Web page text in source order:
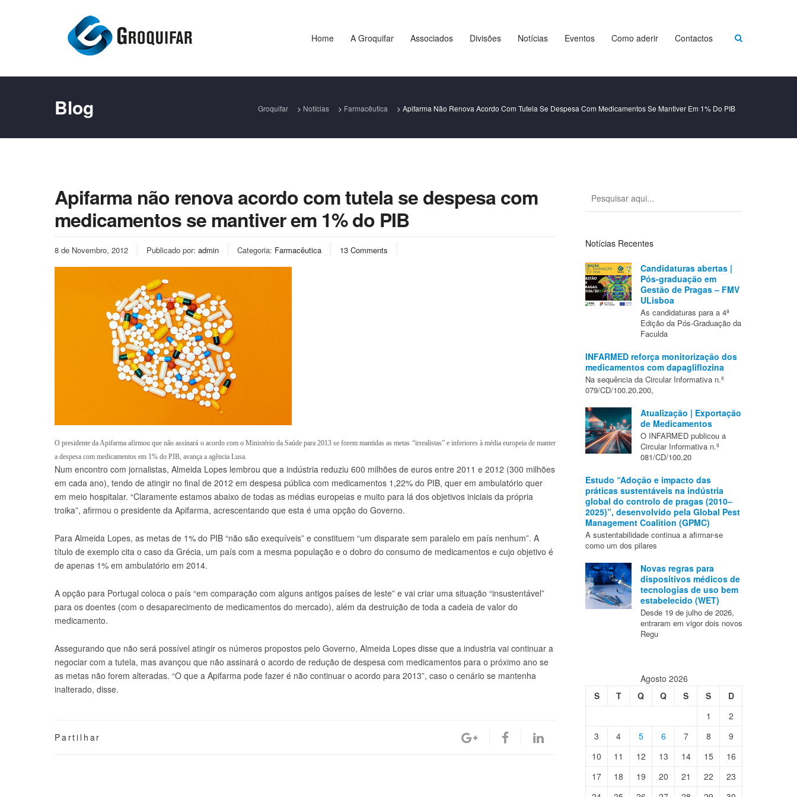
Home A Groquifar Associados Divisões Notícias Eventos Como aderir Contactos
Blog Groquifar > Notícias > Farmacêutica > Apifarma Não Renova Acordo Com Tutela Se Despesa Com Medicamentos Se Mantiver Em 1% Do PIB
Apifarma não renova acordo com tutela se despesa com
medicamentos se mantiver em 1% do PIB
8 de Novembro, 2012 Publicado por: admin Categoria: Farmacêutica 13 Comments
O presidente da Apifarma afirmou que não assinará o acordo com o Ministério da Saúde para 2013 se forem mantidas as metas “irrealistas” e inferiores à média europeia de manter
a despesa com medicamentos em 1% do PIB, avança a agência Lusa.
Num encontro com jornalistas, Almeida Lopes lembrou que a indústria reduziu 600 milhões de euros entre 2011 e 2012 (300 milhões
em cada ano), tendo de atingir no final de 2012 em despesa pública com medicamentos 1,22% do PIB, quer em ambulatório quer
em meio hospitalar. “Claramente estamos abaixo de todas as médias europeias e muito para lá dos objetivos iniciais da própria
troika”, afirmou o presidente da Apifarma, acrescentando que esta é uma opção do Governo.
Para Almeida Lopes, as metas de 1% do PIB “não são exequíveis” e constituem “um disparate sem paralelo em país nenhum”. A
título de exemplo cita o caso da Grécia, um país com a mesma população e o dobro do consumo de medicamentos e cujo objetivo é
de apenas 1% em ambulatório em 2014.
A opção para Portugal coloca o país “em comparação com alguns antigos países de leste” e vai criar uma situação “insustentável”
para os doentes (com o desaparecimento de medicamentos do mercado), além da destruição de toda a cadeia de valor do
medicamento.
Assegurando que não será possível atingir os números propostos pelo Governo, Almeida Lopes disse que a industria vai continuar a
negociar com a tutela, mas avançou que não assinará o acordo de redução de despesa com medicamentos para o próximo ano se
as metas não forem alteradas. “O que a Apifarma pode fazer é não continuar o acordo para 2013”, caso o cenário se mantenha
inalterado, disse.
Partilhar
Notícias Recentes
Candidaturas abertas |
Pós-graduação em
Gestão de Pragas – FMV
ULisboa
As candidaturas para a 4ª
Edição da Pós-Graduação da
Faculda
INFARMED reforça monitorização dos
medicamentos com dapagliflozina
Na sequência da Circular Informativa n.º
079/CD/100.20.200,
Atualização | Exportação
de Medicamentos
O INFARMED publicou a
Circular Informativa n.º
081/CD/100.20
Estudo “Adoção e impacto das
práticas sustentáveis na indústria
global do controlo de pragas (2010–
2025)”, desenvolvido pela Global Pest
Management Coalition (GPMC)
A sustentabilidade continua a afirmar-se
como um dos pilares
Novas regras para
dispositivos médicos de
tecnologias de uso bem
estabelecido (WET)
Desde 19 de julho de 2026,
entraram em vigor dois novos
Regu
Agosto 2026
S
T Q Q S S
D
1
2
3
4 5 6 7 8
9
10
11 12 13 14 15
16
17
18 19 20 21 22
23